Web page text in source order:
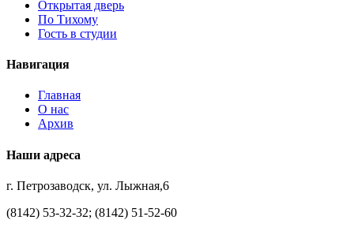
Открытая дверь
По Тихому
Гость в студии
Навигация
Главная
О нас
Архив
Наши адреса
г. Петрозаводск, ул. Лыжная,6
(8142) 53-32-32; (8142) 51-52-60